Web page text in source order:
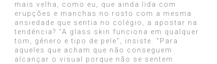
mais velha, como eu, que ainda lida com
erupções e manchas no rosto com a mesma
ansiedade que sentia no colégio, a apostar na
tendência? “A glass skin funciona em qualquer
tom, gênero e tipo de pele”, insiste. “Para
aqueles que acham que não conseguem
alcançar o visual porque não se sentem